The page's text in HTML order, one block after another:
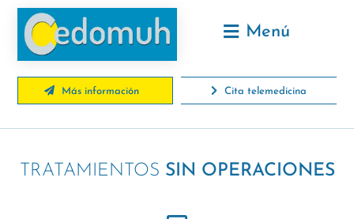
Menú
Más información Cita telemedicina
TRATAMIENTOS SIN OPERACIONES